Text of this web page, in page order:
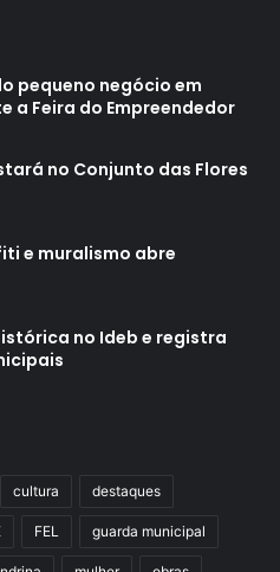
pequeno negócio em
a Feira do Empreendedor
no Conjunto das Flores
e muralismo abre
no Ideb e registra
cultura destaques
FEL guarda municipal